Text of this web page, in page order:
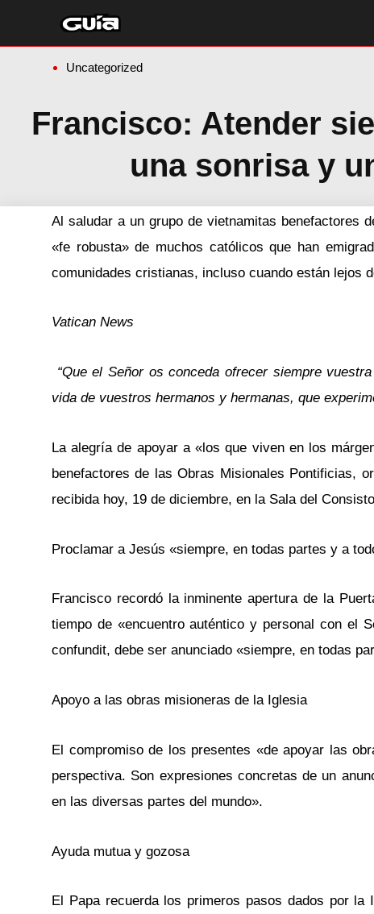
contenido
Uncategorized
Francisco: Atender
una sonrisa y
Al saludar a un grupo de vietnamitas benefactores
«fe robusta» de muchos católicos que han
comunidades cristianas, incluso cuando están lejos
Vatican News
“Que el Señor os conceda ofrecer siempre
vida de vuestros hermanos y hermanas, que
La alegría de apoyar a «los que viven en los
benefactores de las Obras Misionales Pontificias,
recibida hoy, 19 de diciembre, en la Sala del
Proclamar a Jesús «siempre, en todas partes y a
Francisco recordó la inminente apertura de la
tiempo de «encuentro auténtico y personal con el
confundit, debe ser anunciado «siempre, en todas
Apoyo a las obras misioneras de la Iglesia
El compromiso de los presentes «de apoyar las
perspectiva. Son expresiones concretas de un
en las diversas partes del mundo».
Ayuda mutua y gozosa
El Papa recuerda los primeros pasos dados por